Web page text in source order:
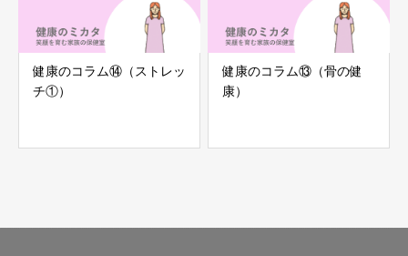
健康のコラム⑭（ストレッ
チ①）
健康のコラム⑬（骨の健
康）